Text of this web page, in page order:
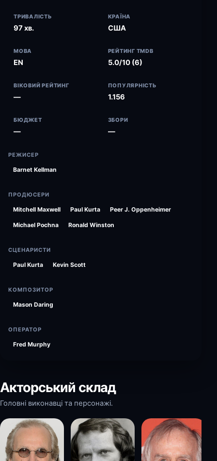
ТРИВАЛІСТЬ
97 хв.
КРАЇНА
США
МОВА
EN
РЕЙТИНГ TMDB
5.0/10 (6)
ВІКОВИЙ РЕЙТИНГ
—
ПОПУЛЯРНІСТЬ
1.156
БЮДЖЕТ
—
ЗБОРИ
—
РЕЖИСЕР
Barnet Kellman
ПРОДЮСЕРИ
Mitchell Maxwell Paul Kurta Peer J. Oppenheimer
Michael Pochna Ronald Winston
СЦЕНАРИСТИ
Paul Kurta Kevin Scott
КОМПОЗИТОР
Mason Daring
ОПЕРАТОР
Fred Murphy
Акторський склад
Головні виконавці та персонажі.